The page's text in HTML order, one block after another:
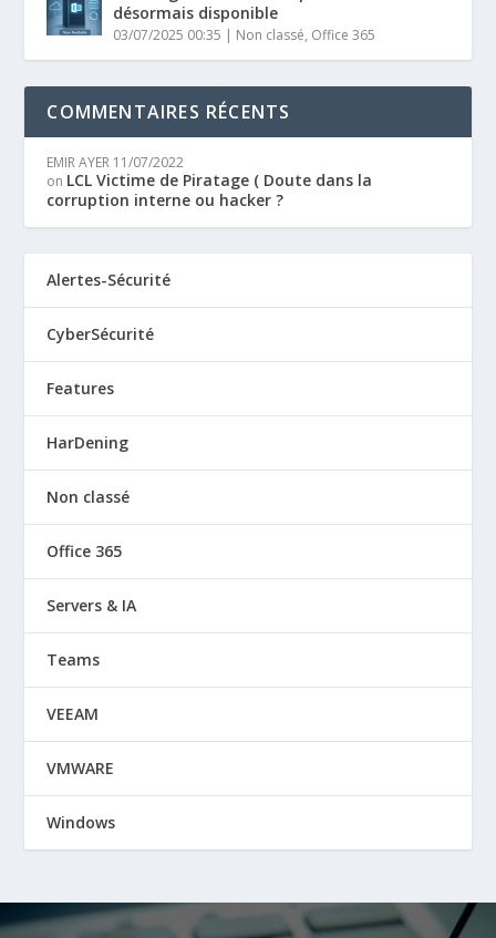
désormais disponible
03/07/2025 00:35 | Non classé, Office 365
COMMENTAIRES RÉCENTS
EMIR AYER 11/07/2022
on LCL Victime de Piratage ( Doute dans la
corruption interne ou hacker ?
Alertes-Sécurité
CyberSécurité
Features
HarDening
Non classé
Office 365
Servers & IA
Teams
VEEAM
VMWARE
Windows